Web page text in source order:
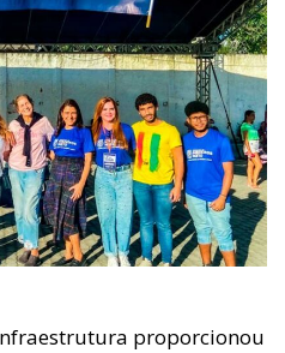
proporcionou